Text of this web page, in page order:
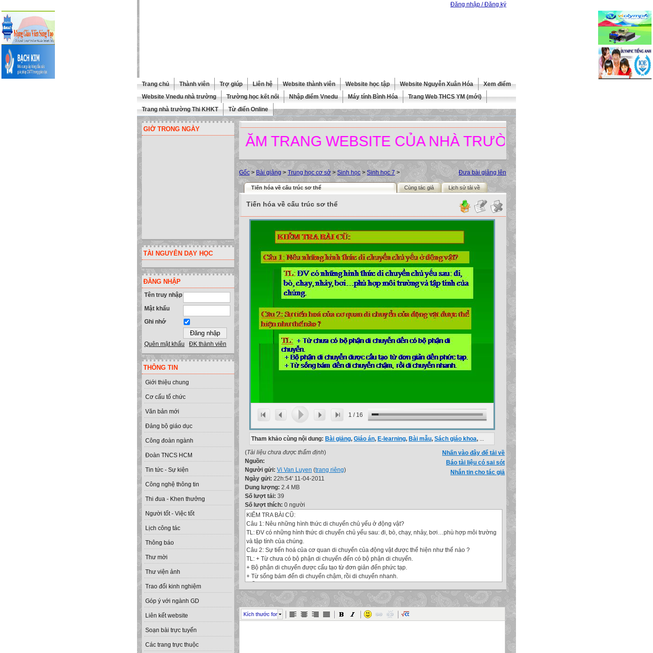
Đăng nhập / Đăng ký
Trang chủ Thành viên Trợ giúp Liên hệ Website thành viên Website học tập Website Nguyễn Xuân Hóa
Xem điểm
Website Vnedu nhà trường
Trường học kết nối Nhập điểm Vnedu Máy tính Bình Hóa
Trang Web THCS YM (mới)
Trang nhà trường Thi KHKT
Từ điển Online
GIỜ TRONG NGÀY
TÀI NGUYÊN DẠY HỌC
ĐĂNG NHẬP
Tên truy nhập
Mật khẩu
Ghi nhớ
Quên mật khẩu ĐK thành viên
THÔNG TIN
Giới thiệu chung
Cơ cấu tổ chức
Văn bản mới
Đảng bộ giáo dục
Công đoàn ngành
Đoàn TNCS HCM
Tin tức - Sự kiện
Công nghệ thông tin
Thi đua - Khen thưởng
Người tốt - Việc tốt
Lịch công tác
Thông báo
Thư mời
Thư viện ảnh
Trao đổi kinh nghiệm
Góp ý với ngành GD
Liên kết website
Soạn bài trực tuyến
Các trang trực thuộc
QUÍ THẦY CÔ GHÉ THĂM TRANG WEBSITE CỦA NHÀ TRƯỜNG.
Đưa bài giảng lên
Gốc > Bài giảng > Trung học cơ sở > Sinh học > Sinh học 7 >
Tiến hóa về cấu trúc sơ thể Cùng tác giả Lịch sử tải về
Tiến hóa về cấu trúc sơ thể
1 / 16
Tham khảo cùng nội dung: Bài giảng, Giáo án, E-learning, Bài mẫu, Sách giáo khoa, ...
Nhấn vào đây để tải về
Báo tài liệu có sai sót
Nhắn tin cho tác giả
(Tài liệu chưa được thẩm định)
Nguồn:
Người gửi: Vi Van Luyen (trang riêng)
Ngày gửi: 22h:54' 11-04-2011
Dung lượng: 2.4 MB
Số lượt tải: 39
Số lượt thích: 0 người
KIỂM TRA BÀI CŨ:
Câu 1: Nêu những hình thức di chuyển chủ yếu ở động vật?
TL: ĐV có những hình thức di chuyển chủ yếu sau: đi, bò, chạy, nhảy, bơi…phù hợp môi trường
và tập tính của chúng.
Câu 2: Sự tiến hoá của cơ quan di chuyển của động vật được thể hiện như thế nào ?
TL: + Từ chưa có bộ phận di chuyển đến có bộ phận di chuyển.
+ Bộ phận di chuyển được cấu tạo từ đơn giản đến phức tạp.
+ Từ sống bám đến di chuyển chậm, rồi di chuyển nhanh.
TIẾN HOÁ VỀ TỔ CHỨC CƠ THỂ
I/ SO SÁNH MỘT SỐ HỆ CƠ QUAN CỦA ĐỘNG VẬT
Quan sát hình bên đọc các câu trả lời bảng trang 176, thảo luận nhóm hoàn thành bảng trong
phiếu học tập.
Kích thước font